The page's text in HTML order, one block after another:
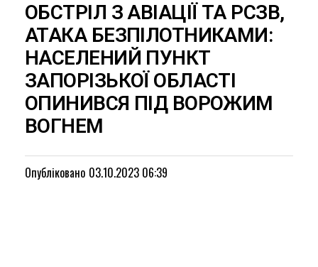
ОБСТРІЛ З АВІАЦІЇ ТА РСЗВ,
АТАКА БЕЗПІЛОТНИКАМИ:
НАСЕЛЕНИЙ ПУНКТ
ЗАПОРІЗЬКОЇ ОБЛАСТІ
ОПИНИВСЯ ПІД ВОРОЖИМ
ВОГНЕМ
Опубліковано 03.10.2023 06:39